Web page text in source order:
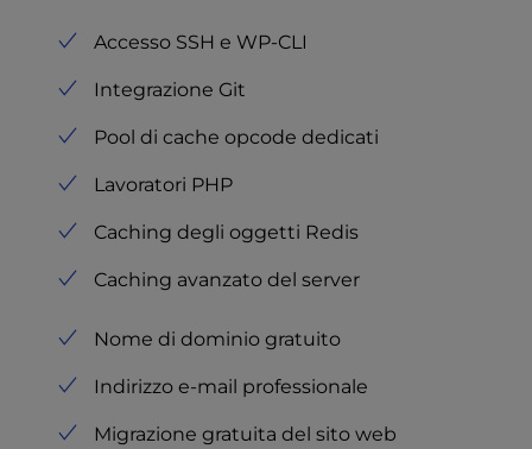
Accesso SSH e WP-CLI
Integrazione Git
Pool di cache opcode dedicati
Lavoratori PHP
Caching degli oggetti Redis
Caching avanzato del server
Nome di dominio gratuito
Indirizzo e-mail professionale
Migrazione gratuita del sito web